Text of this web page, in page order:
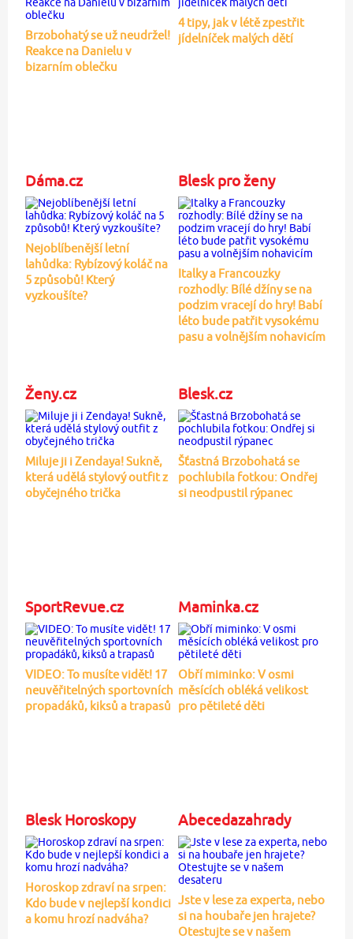
Brzobohatý se už neudržel!
Reakce na Danielu v
bizarním oblečku
4 tipy, jak v létě zpestřit
jídelníček malých dětí
Dáma.cz
Nejoblíbenější letní
lahůdka: Rybízový koláč na
5 způsobů! Který
vyzkoušíte?
Blesk pro ženy
Italky a Francouzky
rozhodly: Bílé džíny se na
podzim vracejí do hry! Babí
léto bude patřit vysokému
pasu a volnějším nohavicím
Ženy.cz
Miluje ji i Zendaya! Sukně,
která udělá stylový outfit z
obyčejného trička
Blesk.cz
Šťastná Brzobohatá se
pochlubila fotkou: Ondřej
si neodpustil rýpanec
SportRevue.cz
VIDEO: To musíte vidět! 17
neuvěřitelných sportovních
propadáků, kiksů a trapasů
Maminka.cz
Obří miminko: V osmi
měsících obléká velikost
pro pětileté děti
Blesk Horoskopy
Horoskop zdraví na srpen:
Kdo bude v nejlepší kondici
a komu hrozí nadváha?
Abecedazahrady
Jste v lese za experta, nebo
si na houbaře jen hrajete?
Otestujte se v našem